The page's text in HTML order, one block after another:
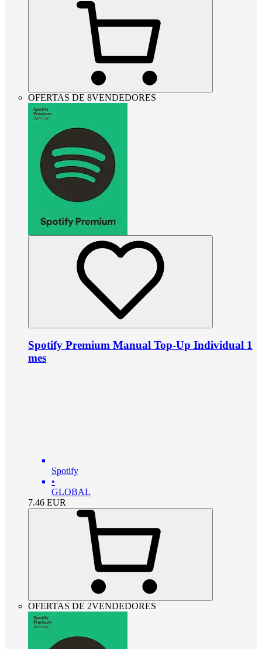
OFERTAS DE 8VENDEDORES
Spotify Premium Manual Top-Up Individual 1
mes
Spotify
•
GLOBAL
7.46 EUR
OFERTAS DE 2VENDEDORES